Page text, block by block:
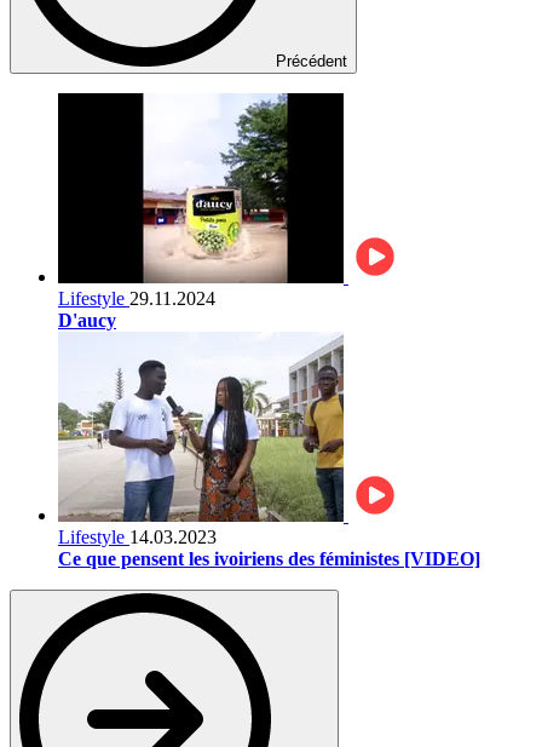
Précédent
Lifestyle 29.11.2024
D'aucy
Lifestyle 14.03.2023
Ce que pensent les ivoiriens des féministes [VIDEO]